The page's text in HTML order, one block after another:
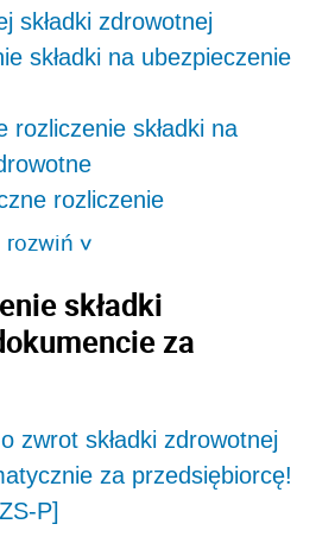
składki zdrowotnej
składki na ubezpieczenie
rozliczenie składki na
rozliczenie
rozwiń>
składki
za
zwrot składki zdrowotnej
za przedsiębiorcę!
P]